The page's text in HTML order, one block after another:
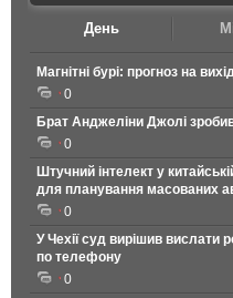
День
Магнітні бурі: прогноз на
0
Брат Анджеліни Джолі
0
Штучний інтелект у
для планування масованих
0
У Чехії суд вирішив вислати
по телефону
0